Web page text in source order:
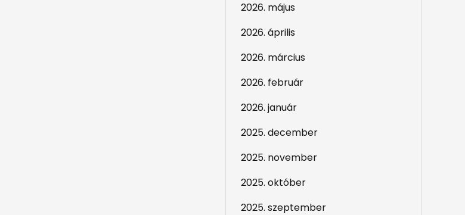
2026. május
2026. április
2026. március
2026. február
2026. január
2025. december
2025. november
2025. október
2025. szeptember